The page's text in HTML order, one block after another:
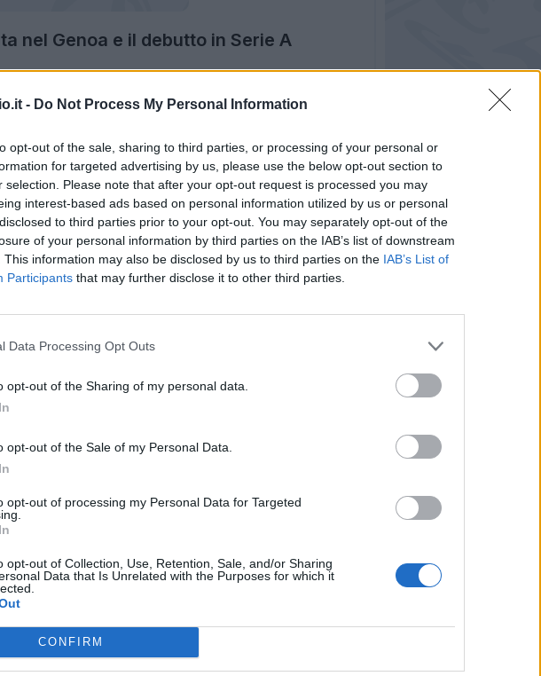
- Do Not Process My Personal Information
opt-out of the sale, sharing to third parties, or processing of your personal or
for targeted advertising by us, please use the below opt-out section to
selection. Please note that after your opt-out request is processed you may
interest-based ads based on personal information utilized by us or personal
to third parties prior to your opt-out. You may separately opt-out of the
of your personal information by third parties on the IAB’s list of downstream
This information may also be disclosed by us to third parties on the IAB’s List of
Participants that may further disclose it to other third parties.
Data Processing Opt Outs
opt-out of the Sharing of my personal data.
opt-out of the Sale of my Personal Data.
opt-out of processing my Personal Data for Targeted
opt-out of Collection, Use, Retention, Sale, and/or Sharing
Data that Is Unrelated with the Purposes for which it
CONFIRM
nel Genoa e il debutto in Serie A
di Sampierdarena prima di essere notato dal
momento tutta la sua crescita calcistica si
Primavera. Nella stagione che precede il
il Genoa Under 18 alla conquista dello
14 gol e 10 assist tra Under 18
l'attenzione della prima squadra.
l'esordio in Serie A, a soli 17 anni,
contro l'Inter. Bastano poche settimane
quinto ingresso da subentrato, trova il
il primo calciatore nato nel 2006 a
più giovane della storia del Genoa.
anche con i successivi allenatori, Patrick
sotto la Lanterna colleziona
in campionato e una in Coppa Italia, tra cui
tacco allo stadio Diego Armando Maradona.
la stessa traiettoria a crescere. Dal 2024
giovanili, andando a segno sia con
giugno 2026 arriva anche il debutto con la
tecnico ad interim Silvio Baldini lo schiera